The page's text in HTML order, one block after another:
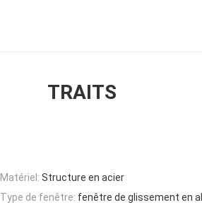
TRAITS
Matériel: Structure en acier
Type de fenêtre: fenêtre de glissement en